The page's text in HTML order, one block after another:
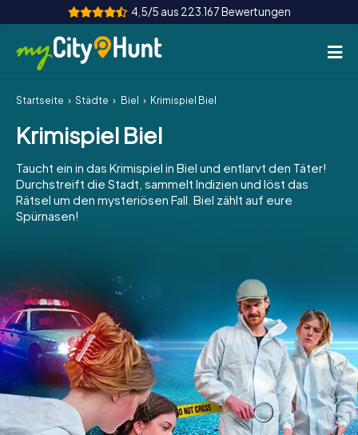
4,5/5 aus 223.167 Bewertungen
So funktioniert's
Städte
Touren
Teamevent
INT AT
ES
IE
IT
NL
Tickets buchen
Startseite Städte Biel Krimispiel Biel
Krimispiel Biel
Taucht ein in das Krimispiel in Biel und entlarvt den Täter!
Durchstreift die Stadt, sammelt Indizien und löst das
Rätsel um den mysteriösen Fall. Biel zählt auf eure
Spürnasen!